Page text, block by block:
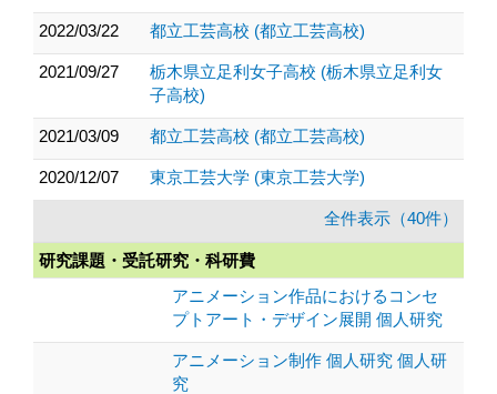
2022/03/22 都立工芸高校 (都立工芸高校)
2021/09/27
栃木県立足利女子高校 (栃木県立足利女
子高校)
2021/03/09 都立工芸高校 (都立工芸高校)
2020/12/07 東京工芸大学 (東京工芸大学)
全件表示（40件）
研究課題・受託研究・科研費
アニメーション作品におけるコンセ
プトアート・デザイン展開 個人研究
アニメーション制作 個人研究 個人研
究